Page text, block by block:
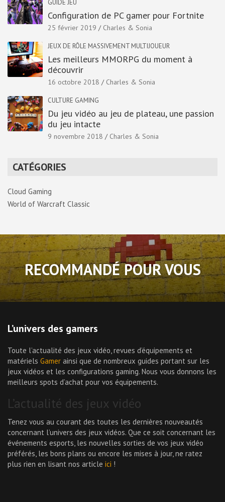
GUIDE JEU
Configuration de PC gamer pour Fortnite
25 février 2019 Charles & Sonia
JEUX DE RÔLE MASSIVEMENT MULTIJOUEUR
Les meilleurs MMORPG du moment à
découvrir
16 octobre 2018 Charles & Sonia
CULTURE GAMING
Du jeu vidéo au jeu de plateau, une passion
du jeu intacte
9 novembre 2018 Charles & Sonia
CATÉGORIES
Cloud Gaming
World of Warcraft Classic
RECOMMANDÉ POUR VOUS
L’univers des gamers
Toute l’actualité des jeux vidéo, revues d’équipements et
matériels Gamer ainsi que de nombreux guides portant sur les
jeux vidéos et les configurations gaming. Nous vous donnons les
meilleurs spots d’achat pour vos équipements.
L’actualité des jeux vidéo
Tenez vous au courant des toutes les dernières nouveautés
concernant l’univers des jeux vidéos. Que ce soit concernant les
événements esports, les nouvelles sorties de vos jeux vidéo
préférés, les bons plans ou encore les mises à jour, ne ratez
plus rien en lisant nos article ici !